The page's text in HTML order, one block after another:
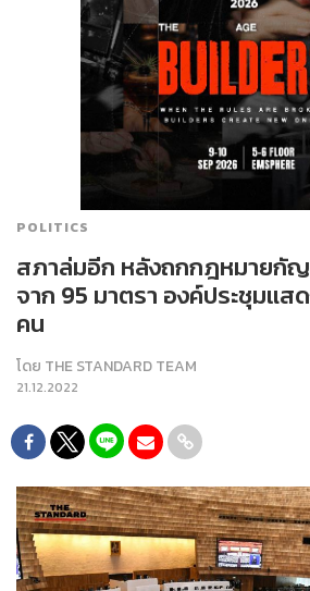
POLITICS
สภาล่มอีก หลังถกกฎหมายกัญ
จาก 95 มาตรา องค์ประชุมแส
คน
โดย THE STANDARD TEAM
21.12.2022